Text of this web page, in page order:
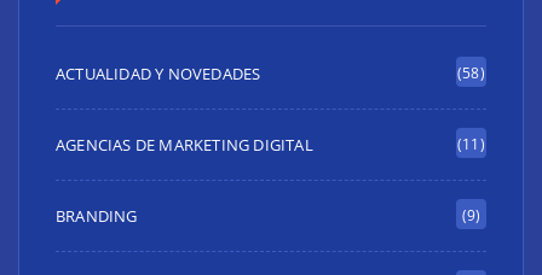
ACTUALIDAD Y NOVEDADES (58)
AGENCIAS DE MARKETING DIGITAL (11)
BRANDING (9)